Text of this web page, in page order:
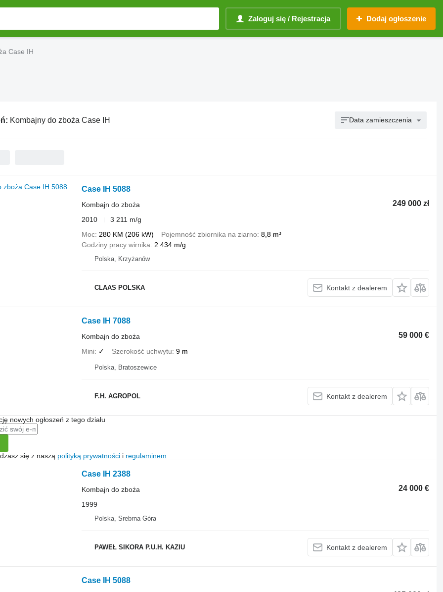
Zaloguj się / Rejestracja Dodaj ogłoszenie
Case IH
Kombajny do zboża Case IH Data zamieszczenia
Case IH 5088
249 000 zł
Kombajn do zboża
2010
3 211 m/g
Moc 280 KM (206 kW) Pojemność zbiornika na ziarno 8,8 m³
Godziny pracy wirnika
2 434 m/g
Polska, Krzyżanów
CLAAS POLSKA Kontakt z dealerem
Case IH 7088
59 000 €
Kombajn do zboża
Mini
✓ Szerokość uchwytu 9 m
Polska, Bratoszewice
F.H. AGROPOL Kontakt z dealerem
nowych ogłoszeń z tego działu
się z naszą polityką prywatnościi regulaminem
Case IH 2388
24 000 €
Kombajn do zboża
1999
Polska, Srebrna Góra
PAWEŁ SIKORA P.U.H. KAZIU Kontakt z dealerem
Case IH 5088